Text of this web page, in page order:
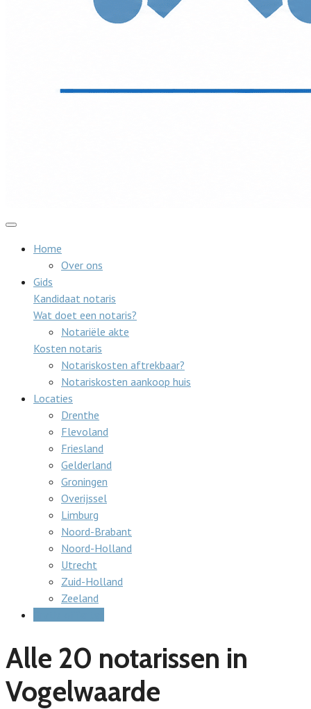
Home
Over ons
Gids
Kandidaat notaris
Wat doet een notaris?
Notariële akte
Kosten notaris
Notariskosten aftrekbaar?
Notariskosten aankoop huis
Locaties
Drenthe
Flevoland
Friesland
Gelderland
Groningen
Overijssel
Limburg
Noord-Brabant
Noord-Holland
Utrecht
Zuid-Holland
Zeeland
Alle 20 notarissen in
Vogelwaarde